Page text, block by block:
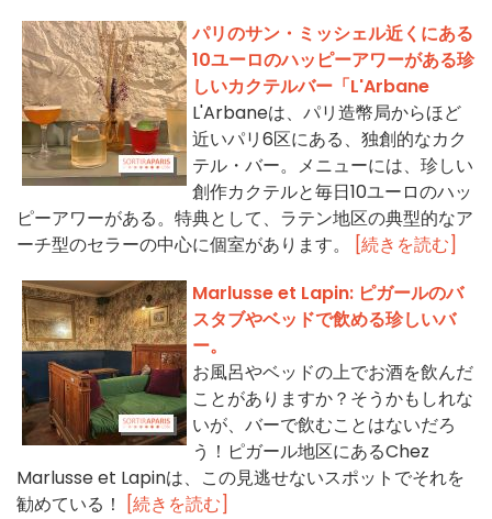
パリのサン・ミッシェル近くにある
10ユーロのハッピーアワーがある珍
しいカクテルバー「L'Arbane
L'Arbaneは、パリ造幣局からほど
近いパリ6区にある、独創的なカク
テル・バー。メニューには、珍しい
創作カクテルと毎日10ユーロのハッ
ピーアワーがある。特典として、ラテン地区の典型的なア
ーチ型のセラーの中心に個室があります。
[続きを読む]
Marlusse et Lapin: ピガールのバ
スタブやベッドで飲める珍しいバ
ー。
お風呂やベッドの上でお酒を飲んだ
ことがありますか？そうかもしれな
いが、バーで飲むことはないだろ
う！ピガール地区にあるChez
Marlusse et Lapinは、この見逃せないスポットでそれを
勧めている！
[続きを読む]